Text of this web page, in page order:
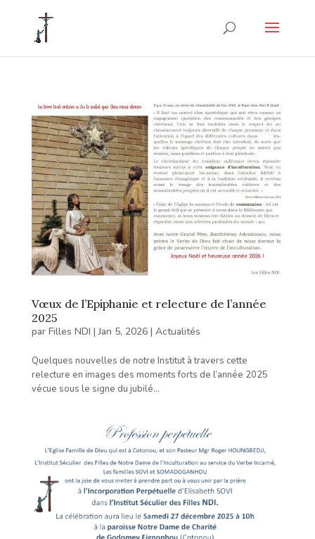
Vœux de l’Epiphanie et relecture de l’année
2025
par Filles NDI |Jan 5, 2026| Actualités
Quelques nouvelles de notre Institut à travers cette
relecture en images des moments forts de l’année 2025
vécue sous le signe du jubilé...